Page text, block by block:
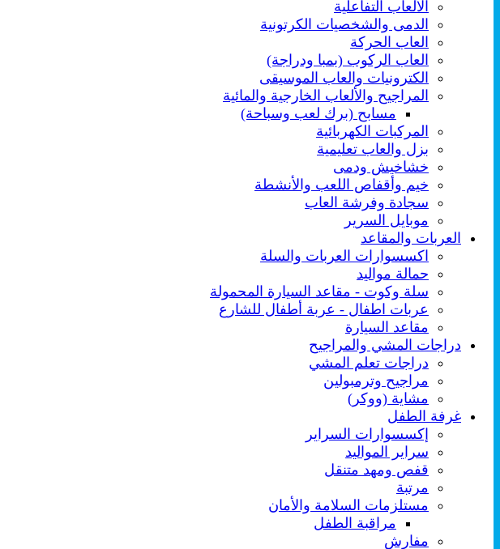
الألعاب التفاعلية
الدمى والشخصيات الكرتونية
العاب الحركة
العاب الركوب (بمبا ودراجة)
الكترونيات والعاب الموسيقى
المراجيح والألعاب الخارجية والمائية
مسابح (برك لعب وسباحة)
المركبات الكهربائية
بزل والعاب تعليمية
خشاخيش ودمى
خيم وأقفاص اللعب والأنشطة
سجادة وفرشة العاب
موبايل السرير
العربات والمقاعد
اكسسوارات العربات والسلة
حمالة مواليد
سلة وكوت - مقاعد السيارة المحمولة
عربات اطفال - عربة أطفال للشارع
مقاعد السيارة
دراجات المشي والمراجيح
دراجات تعلم المشي
مراجيح وترمبولين
مشاية (ووكر)
غرفة الطفل
إكسسوارات السراير
سراير المواليد
قفص ومهد متنقل
مرتبة
مستلزمات السلامة والأمان
مراقبة الطفل
مفارش